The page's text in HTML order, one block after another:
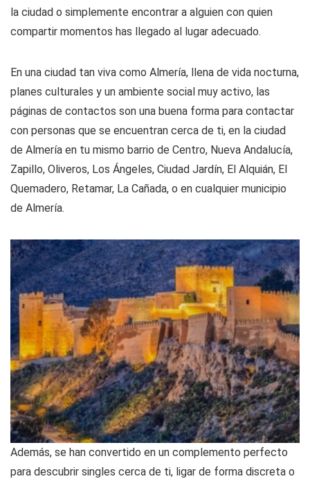
la ciudad o simplemente encontrar a alguien con quien
compartir momentos has llegado al lugar adecuado.
En una ciudad tan viva como Almería, llena de vida nocturna,
planes culturales y un ambiente social muy activo, las
páginas de contactos son una buena forma para contactar
con personas que se encuentran cerca de ti, en la ciudad
de Almería en tu mismo barrio de Centro, Nueva Andalucía,
Zapillo, Oliveros, Los Ángeles, Ciudad Jardín, El Alquián, El
Quemadero, Retamar, La Cañada, o en cualquier municipio
de Almería.
Además, se han convertido en un complemento perfecto
para descubrir singles cerca de ti, ligar de forma discreta o